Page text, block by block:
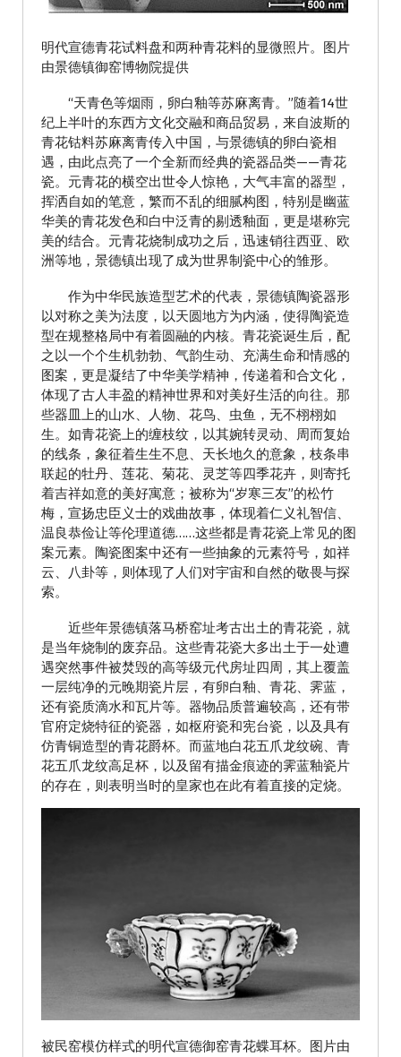
明代宣德青花试料盘和两种青花料的显微照片。图片
由景德镇御窑博物院提供
“天青色等烟雨，卵白釉等苏麻离青。”随着14世
纪上半叶的东西方文化交融和商品贸易，来自波斯的
青花钴料苏麻离青传入中国，与景德镇的卵白瓷相
遇，由此点亮了一个全新而经典的瓷器品类——青花
瓷。元青花的横空出世令人惊艳，大气丰富的器型，
挥洒自如的笔意，繁而不乱的细腻构图，特别是幽蓝
华美的青花发色和白中泛青的剔透釉面，更是堪称完
美的结合。元青花烧制成功之后，迅速销往西亚、欧
洲等地，景德镇出现了成为世界制瓷中心的雏形。
作为中华民族造型艺术的代表，景德镇陶瓷器形
以对称之美为法度，以天圆地方为内涵，使得陶瓷造
型在规整格局中有着圆融的内核。青花瓷诞生后，配
之以一个个生机勃勃、气韵生动、充满生命和情感的
图案，更是凝结了中华美学精神，传递着和合文化，
体现了古人丰盈的精神世界和对美好生活的向往。那
些器皿上的山水、人物、花鸟、虫鱼，无不栩栩如
生。如青花瓷上的缠枝纹，以其婉转灵动、周而复始
的线条，象征着生生不息、天长地久的意象，枝条串
联起的牡丹、莲花、菊花、灵芝等四季花卉，则寄托
着吉祥如意的美好寓意；被称为“岁寒三友”的松竹
梅，宣扬忠臣义士的戏曲故事，体现着仁义礼智信、
温良恭俭让等伦理道德……这些都是青花瓷上常见的图
案元素。陶瓷图案中还有一些抽象的元素符号，如祥
云、八卦等，则体现了人们对宇宙和自然的敬畏与探
索。
近些年景德镇落马桥窑址考古出土的青花瓷，就
是当年烧制的废弃品。这些青花瓷大多出土于一处遭
遇突然事件被焚毁的高等级元代房址四周，其上覆盖
一层纯净的元晚期瓷片层，有卵白釉、青花、霁蓝，
还有瓷质滴水和瓦片等。器物品质普遍较高，还有带
官府定烧特征的瓷器，如枢府瓷和宪台瓷，以及具有
仿青铜造型的青花爵杯。而蓝地白花五爪龙纹碗、青
花五爪龙纹高足杯，以及留有描金痕迹的霁蓝釉瓷片
的存在，则表明当时的皇家也在此有着直接的定烧。
被民窑模仿样式的明代宣德御窑青花蝶耳杯。图片由